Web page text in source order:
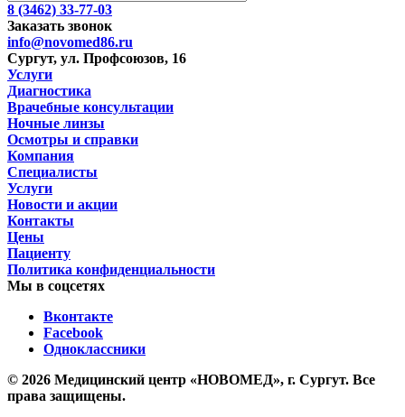
8 (3462) 33-77-03
Заказать звонок
info@novomed86.ru
Сургут, ул. Профсоюзов, 16
Услуги
Диагностика
Врачебные консультации
Ночные линзы
Осмотры и справки
Компания
Специалисты
Услуги
Новости и акции
Контакты
Цены
Пациенту
Политика конфиденциальности
Мы в соцсетях
Вконтакте
Facebook
Одноклассники
© 2026 Медицинский центр «НОВОМЕД», г. Сургут. Все
права защищены.